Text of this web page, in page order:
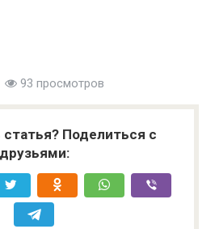
93 просмотров
Поделиться с
друзьями: